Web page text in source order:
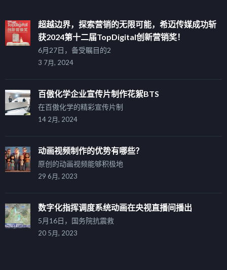
超越边界，探索营销的无限可能，希迈传媒成功斩
获2024第十二届TopDigital创新营销奖！
6月27日，备受瞩目的2
3 7月, 2024
百傲化学企业宣传片制作花絮BTS
在百傲化学的精彩宣传片制
14 2月, 2024
动画视频制作的优势有哪些？
原创的动画视频能够积极地
29 6月, 2023
数字化指挥调度系统动画在央视直播间播出
5月16日，国务院抗震救
20 5月, 2023